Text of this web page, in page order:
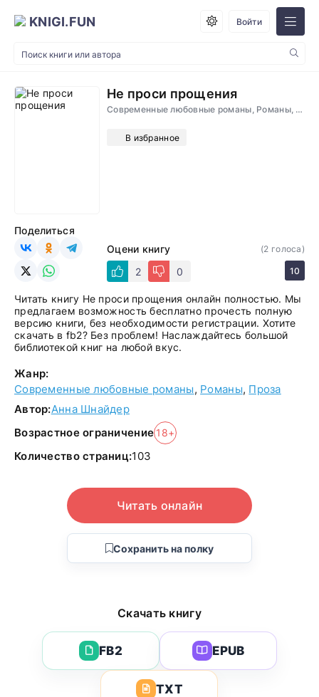
KNIGI.FUN Войти
Не проси прощения
Современные любовные романы, Романы, Проза
В избранное
Оцени книгу
2
0
(2 голоса)
10
Поделиться
Читать книгу Не проси прощения онлайн полностью. Мы
предлагаем возможность бесплатно прочесть полную
версию книги, без необходимости регистрации. Хотите
скачать в fb2? Без проблем! Наслаждайтесь большой
библиотекой книг на любой вкус.
Жанр:
Современные любовные романы, Романы, Проза
Автор:Анна Шнайдер
Возрастное ограничение 18+
Количество страниц:103
Читать онлайн
Сохранить на полку
Скачать книгу
FB2 EPUB
TXT